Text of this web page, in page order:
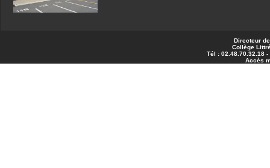
Directeur
Collège
Tél : 02.48.70.32.18
Accès